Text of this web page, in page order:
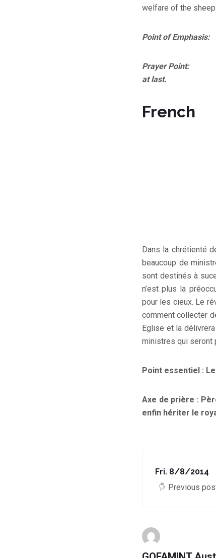
welfare of the sheep.
Point of Emphasis:
Prayer Point:
at last.
French
Dans la chrétienté
beaucoup de
sont destinés à
n’est plus la
pour les cieux. Le
comment collecter
Eglise et la
ministres qui seront
Point essentiel :
Axe de prière :
enfin hériter le
Fri. 8/8/2014
Previous